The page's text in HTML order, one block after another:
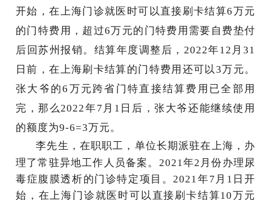
开始，在上海门诊就医时可以直接刷卡结算6万元
的门特费用，超过6万元的门特费用需要自费垫付
后回苏州报销。结算年度调整后，2022年12月31
日前，在上海刷卡结算的门特费用还可以3万元。
张大爷的6万元跨省门特直接结算费用已全部用
完，那么2022年7月1日后，张大爷还能继续使用
的额度为9-6=3万元。
李先生，在职职工，单位长期派驻在上海，办
理了常驻异地工作人员备案。 2021年2月份办理尿
毒症腹膜透析的门诊特定项目。2021年7月1日开
始，在上海门诊就医时可以直接刷卡结算10万元